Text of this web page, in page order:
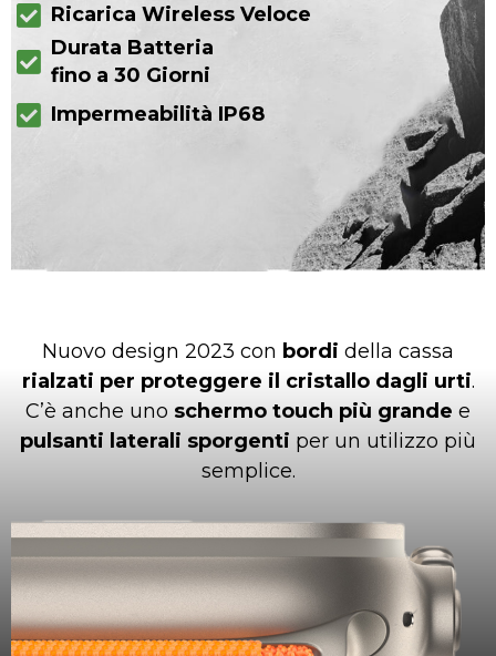
Ricarica Wireless Veloce
Durata Batteria
fino a 30 Giorni
Impermeabilità IP68
Nuovo design 2023 con bordi della cassa
rialzati per proteggere il cristallo dagli urti.
C’è anche uno schermo touch più grande e
pulsanti laterali sporgenti per un utilizzo più
semplice.